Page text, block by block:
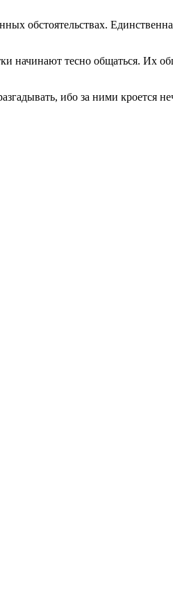
обстоятельствах.
начинают тесно общаться.
ибо за ними кроется